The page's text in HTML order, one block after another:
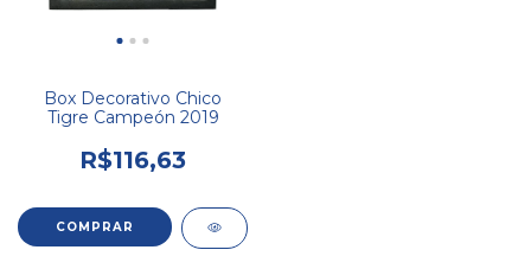
Box Decorativo Chico
Tigre Campeón 2019
R$116,63